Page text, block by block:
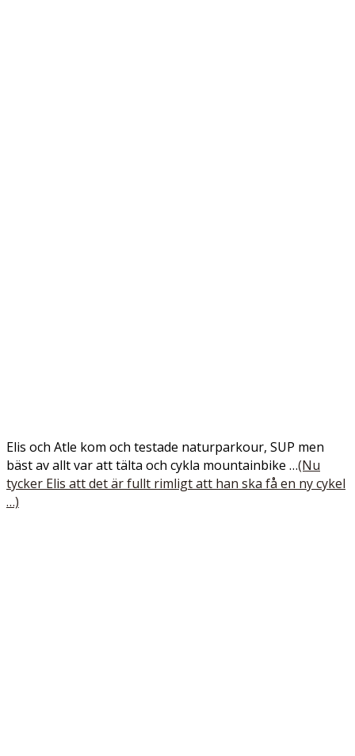
Elis och Atle kom och testade naturparkour, SUP men
bäst av allt var att tälta och cykla mountainbike …(Nu
tycker Elis att det är fullt rimligt att han ska få en ny cykel
…)